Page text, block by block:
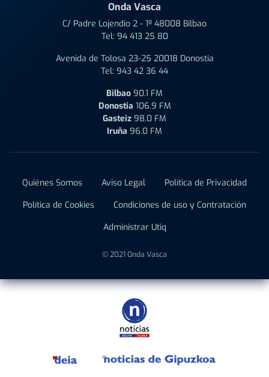
Onda Vasca
C/ Padre Lojendio 2 - 1º 48008 Bilbao
Tel: 94 413 25 80
Avenida de Tolosa 23-25 20018 Donostia
Tel: 943 42 36 44
Bilbao 90.1 FM
Donostia 106.9 FM
Gasteiz 98.0 FM
Iruña 96.0 FM
Quiénes Somos Aviso Legal
Política de Privacidad
Política de Cookies
Condiciones de uso y Contratación
Administrar Utiq
© 2021 Onda Vasca